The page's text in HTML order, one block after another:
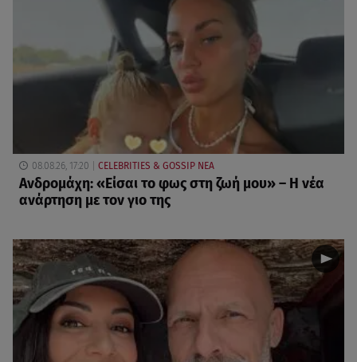
08.08.26, 17:20 CELEBRITIES & GOSSIP ΝΕΑ
Ανδρομάχη: «Είσαι το φως στη ζωή μου» – Η νέα
ανάρτηση με τον γιο της